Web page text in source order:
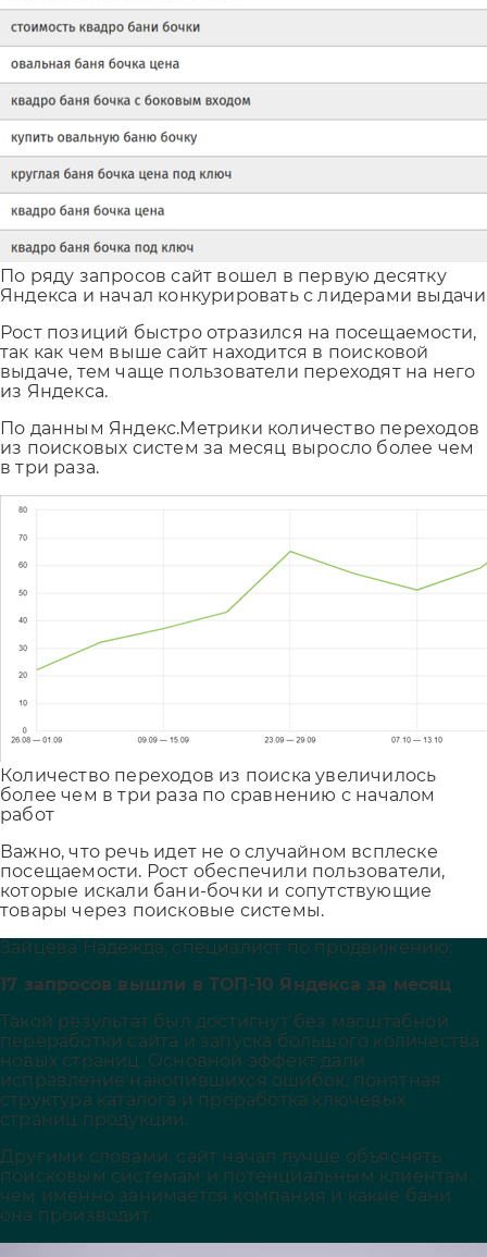
По ряду запросов сайт вошел в первую десятку
Яндекса и начал конкурировать с лидерами выдачи
Рост позиций быстро отразился на посещаемости,
так как чем выше сайт находится в поисковой
выдаче, тем чаще пользователи переходят на него
из Яндекса.
По данным Яндекс.Метрики количество переходов
из поисковых систем за месяц выросло более чем
в три раза.
Количество переходов из поиска увеличилось
более чем в три раза по сравнению с началом
работ
Важно, что речь идет не о случайном всплеске
посещаемости. Рост обеспечили пользователи,
которые искали бани-бочки и сопутствующие
товары через поисковые системы.
Зайцева Надежда, специалист по продвижению:
17 запросов вышли в ТОП-10 Яндекса за месяц
Такой результат был достигнут без масштабной
переработки сайта и запуска большого количества
новых страниц. Основной эффект дали
исправление накопившихся ошибок, понятная
структура каталога и проработка ключевых
страниц продукции.
Другими словами, сайт начал лучше объяснять
поисковым системам и потенциальным клиентам,
чем именно занимается компания и какие бани
она производит.